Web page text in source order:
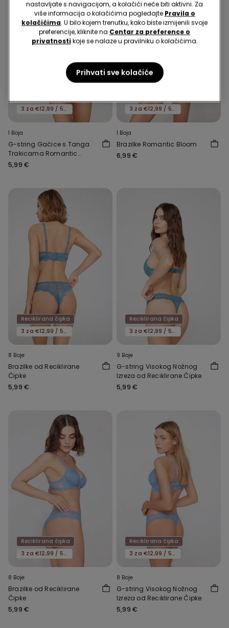
3 za €12,99 / 5 za €19,99
1 Boja
G-string Gaćice s Tanga
Trakicama Romantic
Bloom
5,99 €
3 za €12,99 / 5 za €19,99
1 Boja
Brazilke Romantic Bloom
6,99 €
Reciklirana čipka
3 za €12,99 / 5 za €19,99
8 Boje
Brazilke od Reciklirane
Čipke
5,99 €
Reciklirana čipka
3 za €12,99 / 5 za €19,99
9 Boje
G-string Visokog Nožnog
Izreza od Reciklirane Čipke
5,99 €
Reciklirana čipka
3 za €12,99 / 5 za €19,99
8 Boje
Brazilke od Reciklirane
Čipke
5,99 €
Reciklirana čipka
3 za €12,99 / 5 za €19,99
8 Boje
G-string Visokog Nožnog
Izreza od Reciklirane Čipke
5,99 €
nastavljate s navigacijom, a kolačići neće biti aktivni. Za
više informacija o kolačićima pogledajte Pravila o
kolačićima. U bilo kojem trenutku, kako biste izmijenili svoje
preferencije, kliknite na Centar za preference o
privatnostikoje se nalaze u pravilniku o kolačićima.
Prihvati sve kolačiće